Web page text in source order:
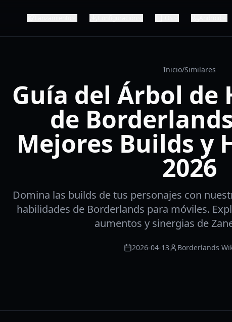
Inicio/Similares
Guía del Árbol de
de
Mejores Builds y
2026
Domina las builds de tus personajes con
habilidades de Borderlands para móviles.
aumentos y sinergias de
2026-04-13 Borderlands